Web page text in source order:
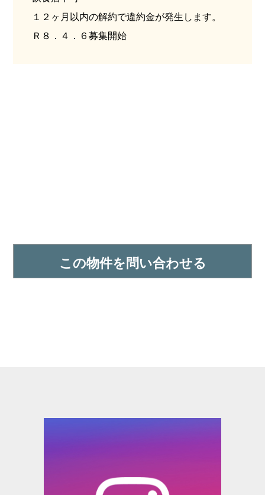
１２ヶ月以内の解約で違約金が発生します。
Ｒ８．４．６募集開始
この物件を問い合わせる